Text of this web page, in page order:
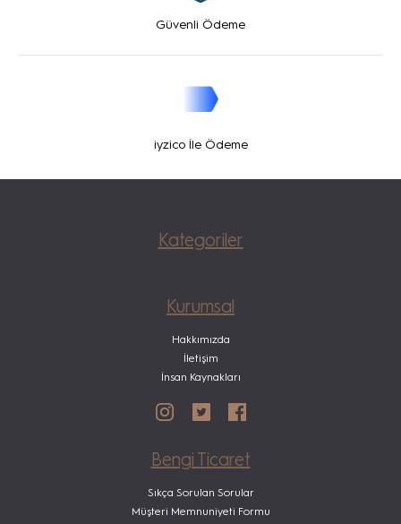
Güvenli Ödeme
iyzico İle Ödeme
Kategoriler
Kurumsal
Hakkımızda
İletişim
İnsan Kaynakları
Bengi Ticaret
Sıkça Sorulan Sorular
Müşteri Memnuniyeti Formu